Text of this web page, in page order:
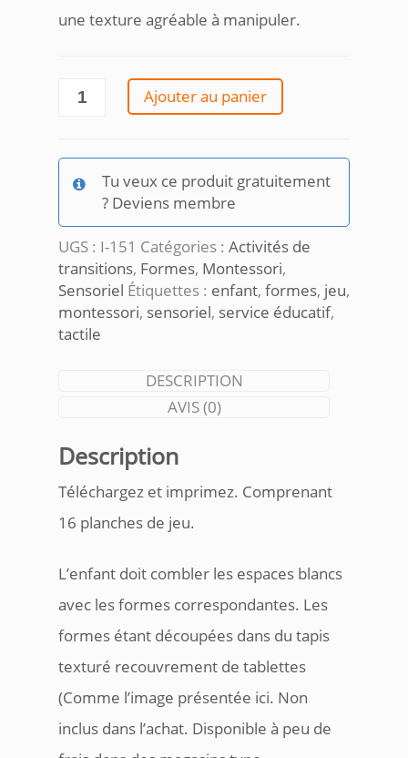
une texture agréable à manipuler.
quantité
tactiles
Ajouter au panier
Tu veux ce produit gratuitement
? Deviens membre
UGS : I-151 Catégories : Activités de
transitions, Formes, Montessori,
Sensoriel Étiquettes : enfant, formes, jeu,
montessori, sensoriel, service éducatif,
tactile
DESCRIPTION
AVIS (0)
Description
Téléchargez et imprimez. Comprenant
16 planches de jeu.
L’enfant doit combler les espaces blancs
avec les formes correspondantes. Les
formes étant découpées dans du tapis
texturé recouvrement de tablettes
(Comme l’image présentée ici. Non
inclus dans l’achat. Disponible à peu de